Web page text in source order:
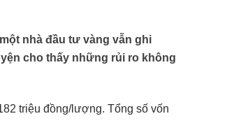
nhà đầu tư vàng vẫn ghi
cho thấy những rủi ro không
triệu đồng/lượng. Tổng số vốn